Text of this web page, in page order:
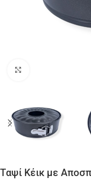
Ταψί Κέικ με